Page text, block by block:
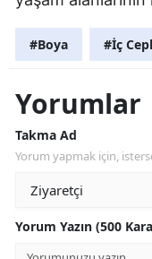
#Boya #İç
Yorumlar
Takma Ad
Yorum yapmak için,
Yorum Yazın (500